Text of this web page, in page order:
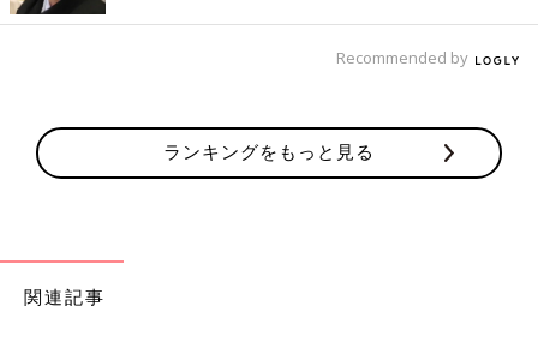
Recommended by
ランキングをもっと見る
関連記事